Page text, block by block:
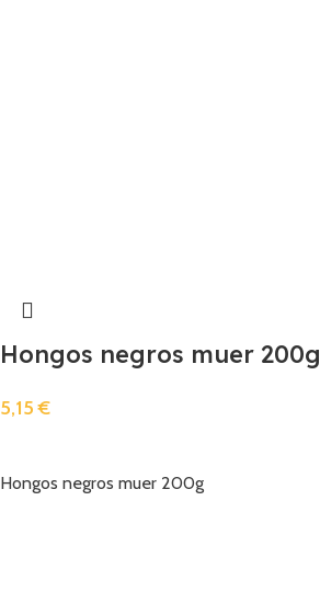
Hongos negros muer 200g
5,15€
Hongos negros muer 200g